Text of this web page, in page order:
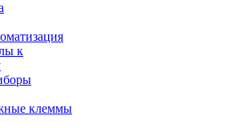
к
клеммы